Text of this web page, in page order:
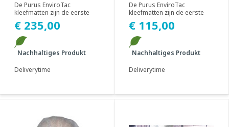
stuks)
De Purus EnviroTac
kleefmatten zijn de eerste
vervuilingsbestrijdingsproducten
ter wereld ...
€ 235,00
Nachhaltiges Produkt
Deliverytime
stuks)
De Purus EnviroTac
kleefmatten zijn de eerste
vervuilingsbestrijdingsproducten
ter wereld ...
€ 115,00
Nachhaltiges Produkt
Deliverytime